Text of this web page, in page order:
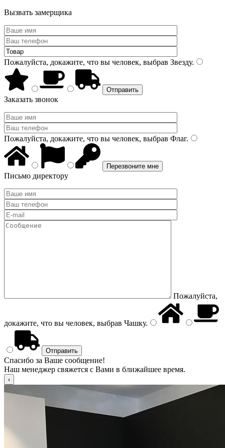
Вызвать замерщика
Пожалуйста, докажите, что вы человек, выбрав Звезду.
Заказать звонок
Пожалуйста, докажите, что вы человек, выбрав Флаг.
Письмо директору
Пожалуйста,
докажите, что вы человек, выбрав Чашку.
Спасибо за Ваше сообщение!
Наш менеджер свяжется с Вами в ближайшее время.